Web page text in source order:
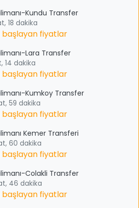
Kundu Transfer
18 dakika
başlayan fiyatlar
Lara Transfer
14 dakika
başlayan fiyatlar
Kumkoy Transfer
59 dakika
başlayan fiyatlar
Kemer Transferi
60 dakika
başlayan fiyatlar
Colakli Transfer
46 dakika
başlayan fiyatlar